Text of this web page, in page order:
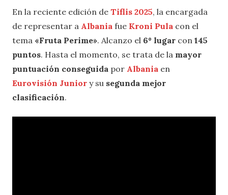
En la reciente edición de Tiflis 2025, la encargada
de representar a Albania fue Kroni Pula con el
tema «Fruta Perime». Alcanzo el 6º lugar con 145
puntos. Hasta el momento, se trata de la mayor
puntuación conseguida por Albania en
Eurovisión Junior y su segunda mejor
clasificación.